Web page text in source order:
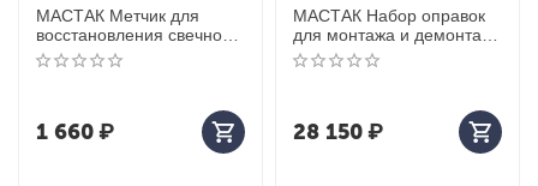
МАСТАК Метчик для
восстановления свечной
резьбы, набор ремонтных
вставок (футорок), 5
1 660₽
МАСТАК Набор оправок
для монтажа и демонтажа
ступичных подшипников,
кейс, 22 предмета
28 150₽